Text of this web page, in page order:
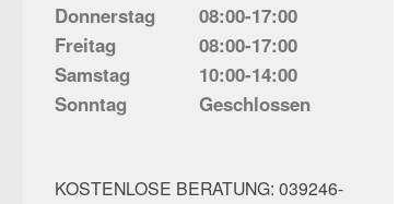
Donnerstag
08:00-17:00
Freitag
08:00-17:00
Samstag
10:00-14:00
Sonntag
Geschlossen
KOSTENLOSE BERATUNG: 039246-